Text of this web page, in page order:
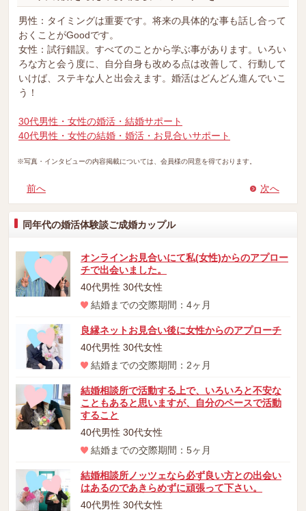
男性：タイミングは重要です。将来の具体的な事も話し合って
おくことがGoodです。
女性：試行錯誤。すべてのことから学ぶ事があります。いろい
ろな方と会う度に、自分自身も改める点は改善して、行動して
いけば、ステキな人と出会えます。婚活はどんどん進んでいこ
う！
30代男性・女性の婚活・結婚サポート
40代男性・女性の結婚・婚活・お見合いサポート
※写真・インタビューの内容掲載については、会員様の同意を得ております。
前へ 次へ
同年代の婚活体験談ご成婚カップル
オンラインお見合いにて私(女性)からのアプロー
チで出会いました。
40代男性 30代女性
結婚までの交際期間：4ヶ月
良縁ネットお見合い後に女性からのアプローチ
40代男性 30代女性
結婚までの交際期間：2ヶ月
結婚相談所で活動する上で、いろいろと不安な
こともあると思いますが、自分のペースで活動
すること
40代男性 30代女性
結婚までの交際期間：5ヶ月
結婚相談所ノッツェなら必ず良い方との出会い
はあるのであきらめずに頑張って下さい。
40代男性 30代女性